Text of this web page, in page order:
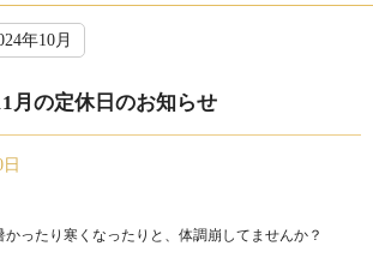
年10月
月の定休日のお知らせ
かったり寒くなったりと、体調崩してませんか？